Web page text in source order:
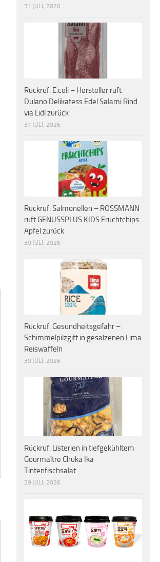
31 JULI, 2026
Rückruf: E.coli – Hersteller ruft
Dulano Delikatess Edel Salami Rind
via Lidl zurück
31 JULI, 2026
Rückruf: Salmonellen – ROSSMANN
ruft GENUSSPLUS KIDS Fruchtchips
Apfel zurück
30 JULI, 2026
Rückruf: Gesundheitsgefahr –
Schimmelpilzgift in gesalzenen Lima
Reiswaffeln
30 JULI, 2026
Rückruf: Listerien in tiefgekühltem
Gourmaître Chuka Ika
Tintenfischsalat
29 JULI, 2026